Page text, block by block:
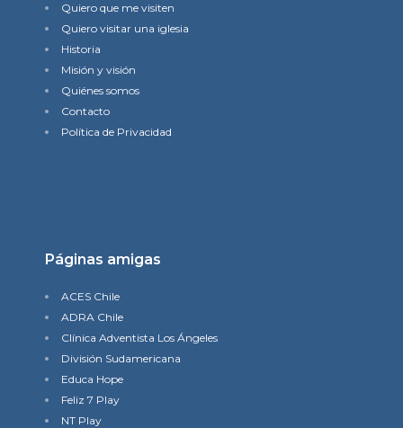
Quiero que me visiten
Quiero visitar una iglesia
Historia
Misión y visión
Quiénes somos
Contacto
Política de Privacidad
Páginas amigas
ACES Chile
ADRA Chile
Clínica Adventista Los Ángeles
División Sudamericana
Educa Hope
Feliz 7 Play
NT Play